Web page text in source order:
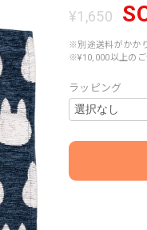
¥1,650
※別途送料がかかり
※¥10,000以上のご
ラッピング